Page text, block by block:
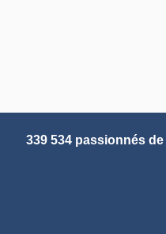
339 534 passionnés